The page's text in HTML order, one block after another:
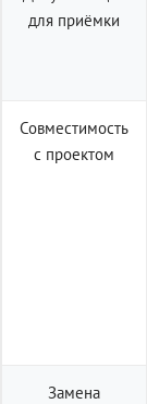
для приёмки
Совместимость
с проектом
Замена